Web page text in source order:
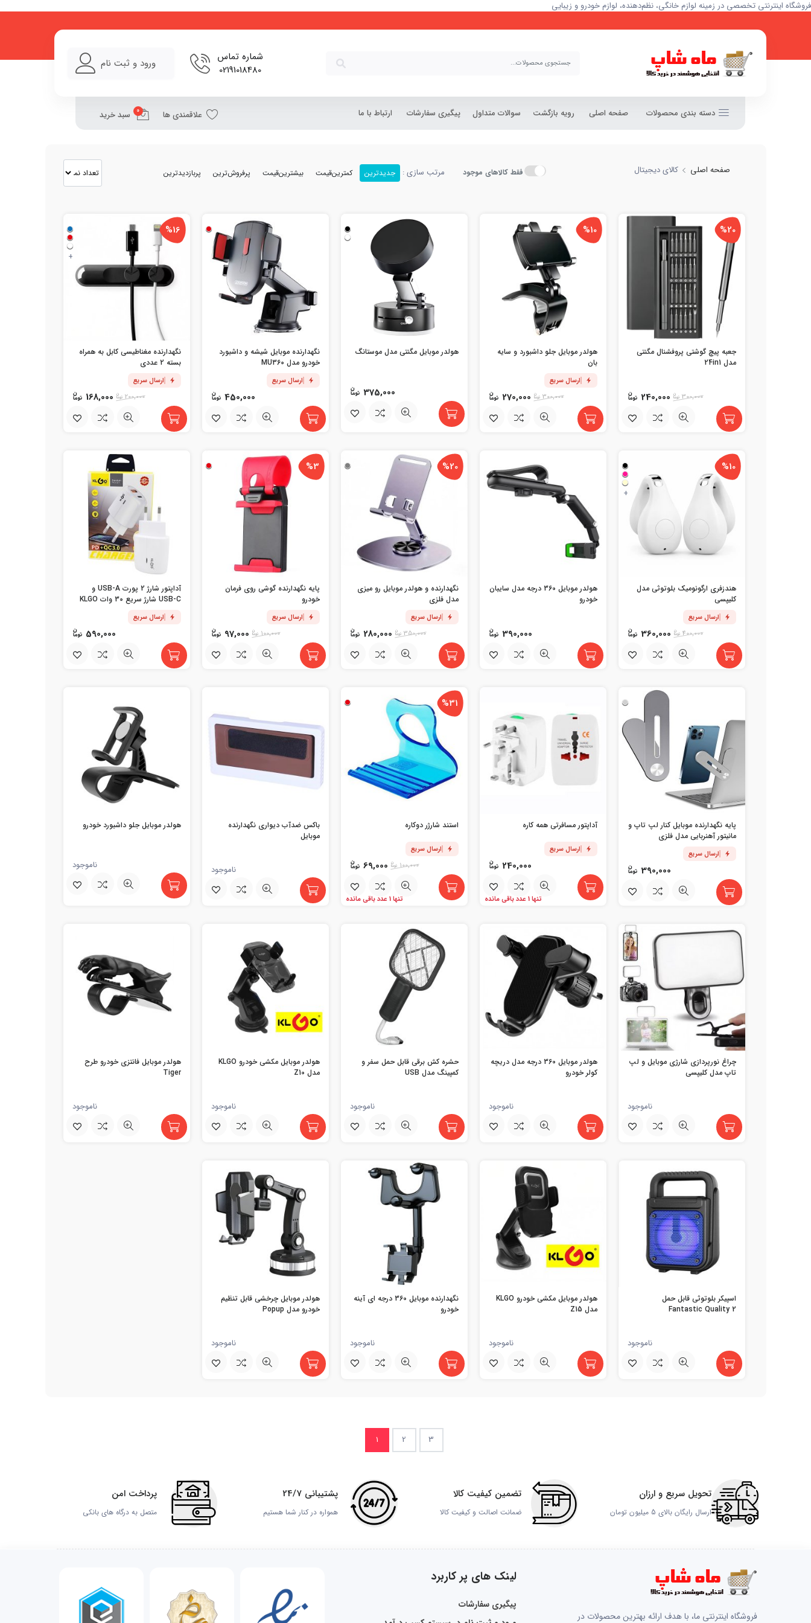
فروشگاه اینترنتی تخصصی در زمینه لوازم خانگی، نظم‌دهنده، لوازم خودرو و زیبایی
شماره تماس
02191018480
ورود و ثبت نام
دسته بندی محصولات صفحه اصلی رویه بازگشت سوالات متداول پیگیری سفارشات ارتباط با ما علاقمندی ها 0 سبد خرید
صفحه اصلی کالای دیجیتال فقط کالاهای موجود مرتب سازی : جدیدترین کمترین‌قیمت بیشترین‌قیمت پرفروش‌ترین پربازدیدترین
%20
جعبه پیچ گوشتی پروفشنال مگنتی
مدل 24in1
300,000
240,000
%10
هولدر موبایل جلو داشبورد و سایه
بان
ارسال سریع
300,000
270,000
هولدر موبایل مگنتی مدل موستانگ
375,000
نگهدارنده موبایل شیشه و داشبورد
خودرو مدل MU360
ارسال سریع
450,000
%16
+
نگهدارنده مغناطیسی کابل به همراه
بسته 2 عددی
ارسال سریع
200,000
168,000
%10
+
هندزفری ارگونومیک بلوتوثی مدل
کلیپسی
ارسال سریع
400,000
360,000
هولدر موبایل 360 درجه مدل سایبان
خودرو
390,000
%20
نگهدارنده و هولدر موبایل رو میزی
مدل فلزی
ارسال سریع
350,000
280,000
%3
پایه نگهدارنده گوشی روی فرمان
خودرو
ارسال سریع
100,000
97,000
آداپتور شارژ 2 پورت USB-A و
USB-C شارژ سریع 30 وات KLGO
ارسال سریع
590,000
پایه نگهدارنده موبایل کنار لپ تاپ و
مانیتور آهنربایی مدل فلزی
ارسال سریع
390,000
آداپتور مسافرتی همه کاره
ارسال سریع
240,000
تنها 1 عدد باقی مانده
%31
استند شارژر دوکاره
ارسال سریع
100,000
69,000
تنها 1 عدد باقی مانده
باکس ضدآب دیواری نگهدارنده
موبایل
ناموجود
هولدر موبایل جلو داشبورد خودرو
ناموجود
چراغ نورپردازی شارژی موبایل و لپ
تاپ مدل کلیپسی
ناموجود
هولدر موبایل 360 درجه مدل دریچه
کولر خودرو
ناموجود
حشره کش برقی قابل حمل سفر و
کمپینگ مدل USB
ناموجود
هولدر موبایل مکشی خودرو KLGO
مدل Z10
ناموجود
هولدر موبایل فانتزی خودرو طرح
Tiger
ناموجود
اسپیکر بلوتوثی قابل حمل
Fantastic Quality 2
ناموجود
هولدر موبایل مکشی خودرو KLGO
مدل Z15
ناموجود
نگهدارنده موبایل 360 درجه ای آینه
خودرو
ناموجود
هولدر موبایل چرخشی قابل تنظیم
خودرو مدل Popup
ناموجود
1 2 3
تحویل سریع و ارزان
ارسال رایگان بالای 5 میلیون تومان
تضمین کیفیت کالا
ضمانت اصالت و کیفیت کالا
پشتیبانی 24/7
همواره در کنار شما هستیم
پرداخت امن
متصل به درگاه های بانکی
فروشگاه اینترنتی ما، با هدف ارائه بهترین محصولات در
لینک های پر کاربرد
پیگیری سفارشات